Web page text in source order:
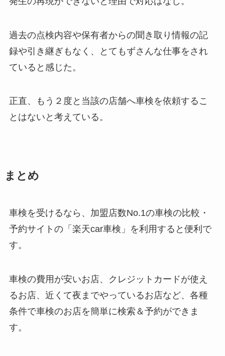
過去の点検内容や保有者からの聞き取り情報の記
録や引き継ぎもなく、とてもずさんな仕事をされ
ていると感じた。
正直、もう２度と当該の店舗へ車検を依頼するこ
とはないと考えている。
まとめ
車検を受けるなら、加盟店数No.1の車検の比較・
予約サイトの「楽天car車検」を利用すると便利で
す。
車検の費用が安いお店、クレジットカードが使え
るお店、近くて夜までやっているお店など、各種
条件で車検のお店を簡単に検索＆予約ができま
す。